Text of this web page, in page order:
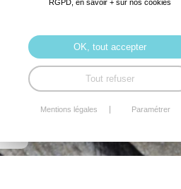
RGPD, en savoir + sur nos cookies
OK, tout accepter
Tout refuser
Mentions légales Paramétrer